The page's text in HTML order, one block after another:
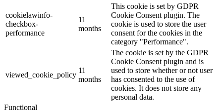
cookielawinfo-
checkbox-
performance
11
months
This cookie is set by GDPR
Cookie Consent plugin. The
cookie is used to store the user
consent for the cookies in the
category "Performance".
viewed_cookie_policy
11
months
The cookie is set by the GDPR
Cookie Consent plugin and is
used to store whether or not user
has consented to the use of
cookies. It does not store any
personal data.
Functional